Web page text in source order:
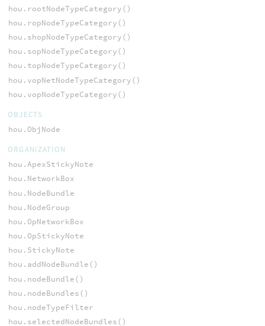
hou.rootNodeTypeCategory()
hou.ropNodeTypeCategory()
hou.shopNodeTypeCategory()
hou.sopNodeTypeCategory()
hou.topNodeTypeCategory()
hou.vopNetNodeTypeCategory()
hou.vopNodeTypeCategory()
OBJECTS
hou.ObjNode
ORGANIZATION
hou.ApexStickyNote
hou.NetworkBox
hou.NodeBundle
hou.NodeGroup
hou.OpNetworkBox
hou.OpStickyNote
hou.StickyNote
hou.addNodeBundle()
hou.nodeBundle()
hou.nodeBundles()
hou.nodeTypeFilter
hou.selectedNodeBundles()